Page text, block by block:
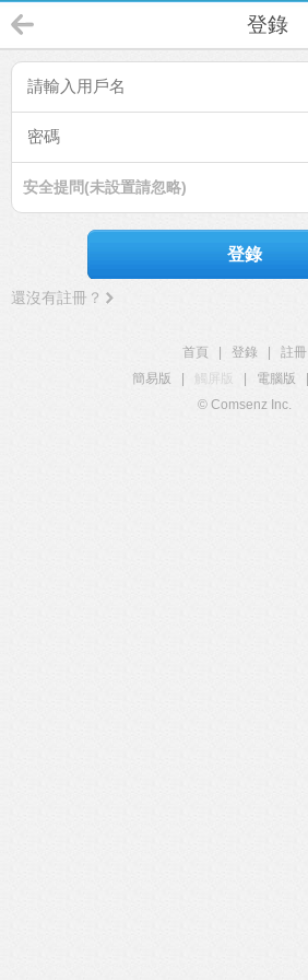
登錄
安全提問(未設置請忽略)
登錄
還沒有註冊？
首頁 登錄
註冊
簡易版
觸屏版 電腦版
© Comsenz Inc.